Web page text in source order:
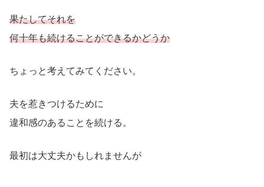
果たしてそれを
何十年も続けることができるかどうか
ちょっと考えてみてください。
夫を惹きつけるために
違和感のあることを続ける。
最初は大丈夫かもしれませんが